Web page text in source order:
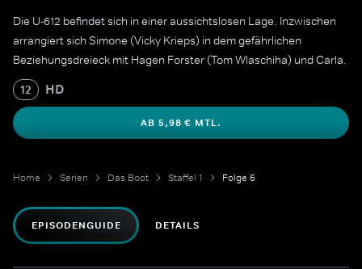
Die U-612 befindet sich in einer aussichtslosen Lage. Inzwischen
arrangiert sich Simone (Vicky Krieps) in dem gefährlichen
Beziehungsdreieck mit Hagen Forster (Tom Wlaschiha) und Carla.
12 HD
AB 5,98 € MTL.
Home Serien Das Boot Staffel 1 Folge 6
EPISODENGUIDE DETAILS